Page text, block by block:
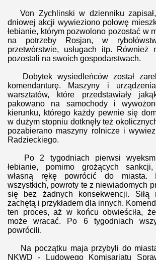
Von Zychlinski w dzienniku
dniowej akcji wywieziono połowę
łebianie, którym pozwolono pozostać w
na potrzeby Rosjan, w
przetwórstwie, usługach itp. Również
pozostali na swoich gospodarstwach.
Dobytek wysiedleńców został
komendanturę. Maszyny i
warsztatów, które przedstawiały
pakowano na samochody i
kierunku, którego każdy pewnie się
w dużym stopniu dotknęły też
pozabierano maszyny rolnicze i
Radzieckiego.
Po 2 tygodniach pierwsi
łebianie, pomimo grożących
własną rękę powrócić do miasta.
wszystkich, powroty te z niewiadomych
się bez żadnych konsekwencji. Siłą
zachętą i przykładem dla innych.
ten proces, aż w końcu obwieściła,
może wracać. Po 6 tygodniach
powrócili.
Na początku maja przybyli do
NKWD - Ludowego Komisariatu